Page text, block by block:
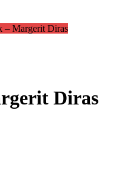
– Margerit Diras
Diras